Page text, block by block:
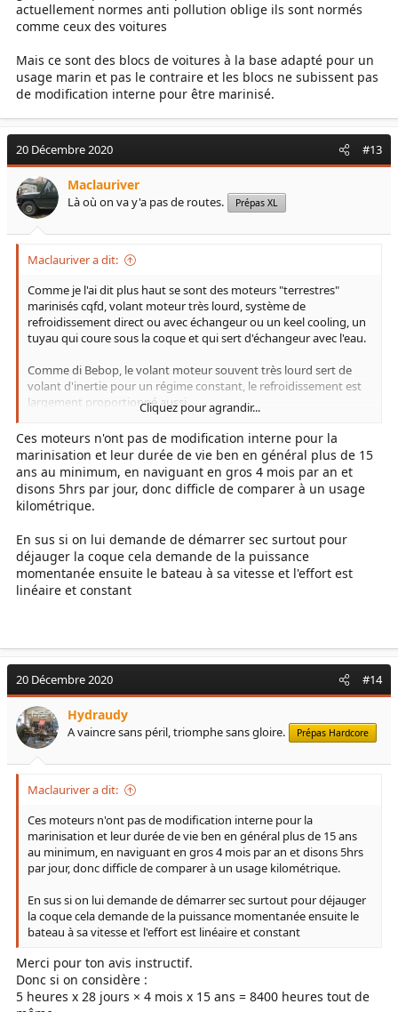
actuellement normes anti pollution oblige ils sont normés
comme ceux des voitures
Mais ce sont des blocs de voitures à la base adapté pour un
usage marin et pas le contraire et les blocs ne subissent pas
de modification interne pour être marinisé.
20 Décembre 2020 #13
Maclauriver
Là où on va y'a pas de routes. Prépas XL
Maclauriver a dit:
Comme je l'ai dit plus haut se sont des moteurs "terrestres"
marinisés cqfd, volant moteur très lourd, système de
refroidissement direct ou avec échangeur ou un keel cooling, un
tuyau qui coure sous la coque et qui sert d'échangeur avec l'eau.
Comme di Bebop, le volant moteur souvent très lourd sert de
volant d'inertie pour un régime constant, le refroidissement est
largement proportionné aussi.
Ces blocs en général n'ont pas de modification pour devenir
marin hormis le système de refroidissement.
Mercury a utilisé des blocs chevy et AMC pour ces bateaux
comme le fameux 4l et le 2.5l, ce sont identiquement les mêmes
blocs que ceux des jeep ou des voitures hormis volant moteur et
C'était souvent du moins jusque 2010 des moteurs de
générations précédentes que ceux vendus dans les voitures;
actuellement normes anti pollution oblige ils sont normés
Cliquez pour agrandir...
Ces moteurs n'ont pas de modification interne pour la
marinisation et leur durée de vie ben en général plus de 15
ans au minimum, en naviguant en gros 4 mois par an et
disons 5hrs par jour, donc difficle de comparer à un usage
kilométrique.
En sus si on lui demande de démarrer sec surtout pour
déjauger la coque cela demande de la puissance
momentanée ensuite le bateau à sa vitesse et l'effort est
linéaire et constant
20 Décembre 2020 #14
Hydraudy
A vaincre sans péril, triomphe sans gloire. Prépas Hardcore
Maclauriver a dit:
Ces moteurs n'ont pas de modification interne pour la
marinisation et leur durée de vie ben en général plus de 15 ans
au minimum, en naviguant en gros 4 mois par an et disons 5hrs
par jour, donc difficle de comparer à un usage kilométrique.
En sus si on lui demande de démarrer sec surtout pour déjauger
la coque cela demande de la puissance momentanée ensuite le
bateau à sa vitesse et l'effort est linéaire et constant
Merci pour ton avis instructif.
Donc si on considère :
5 heures x 28 jours × 4 mois x 15 ans = 8400 heures tout de